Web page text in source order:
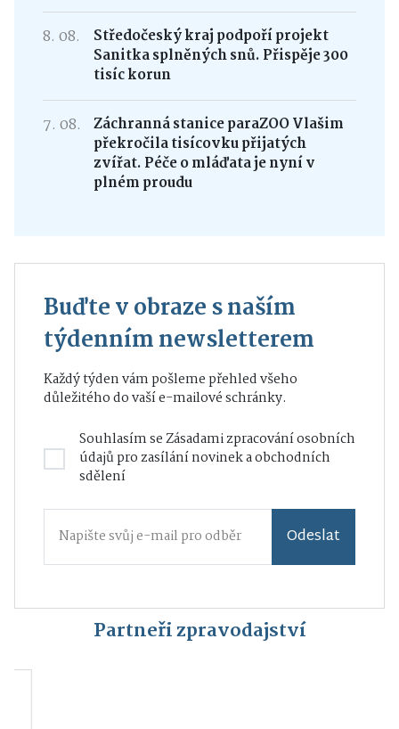
8. 08.
Středočeský kraj podpoří projekt
Sanitka splněných snů. Přispěje 300
tisíc korun
7. 08.
Záchranná stanice paraZOO Vlašim
překročila tisícovku přijatých
zvířat. Péče o mláďata je nyní v
plném proudu
Buďte v obraze s naším
týdenním newsletterem
Každý týden vám pošleme přehled všeho
důležitého do vaší e-mailové schránky.
Souhlasím seZásadami zpracování osobních
údajůpro zasílání novinek a obchodních
sdělení
Odeslat
Partneři zpravodajství